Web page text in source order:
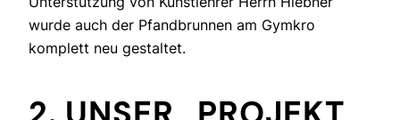
wurde auch der Pfandbrunnen am Gymkro
komplett neu gestaltet.